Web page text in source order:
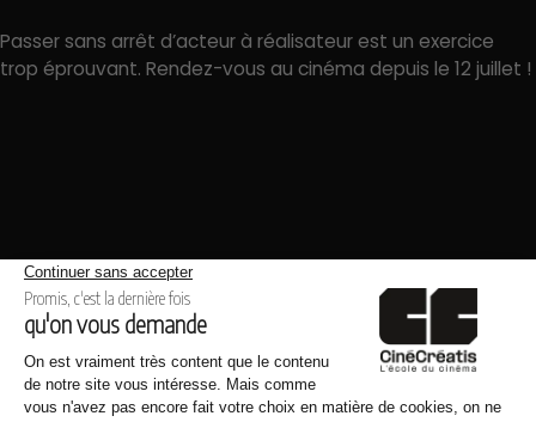
Passer sans arrêt d’acteur à réalisateur est un exercice
trop éprouvant. Rendez-vous au cinéma depuis le 12 juillet !